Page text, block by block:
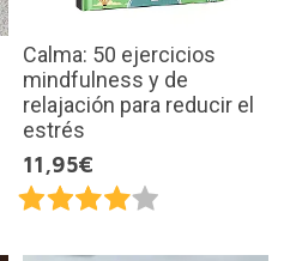
Calma: 50 ejercicios
mindfulness y de
relajación para reducir el
estrés
11,95€